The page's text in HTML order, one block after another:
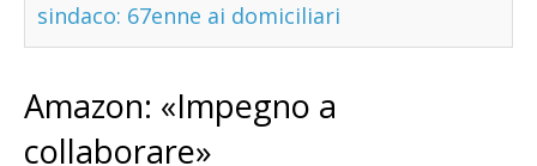
sindaco: 67enne ai domiciliari
Amazon: «Impegno a
collaborare»